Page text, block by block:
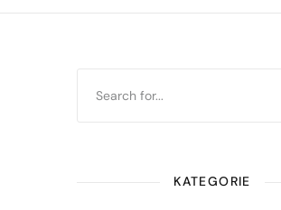
KATEGORIE